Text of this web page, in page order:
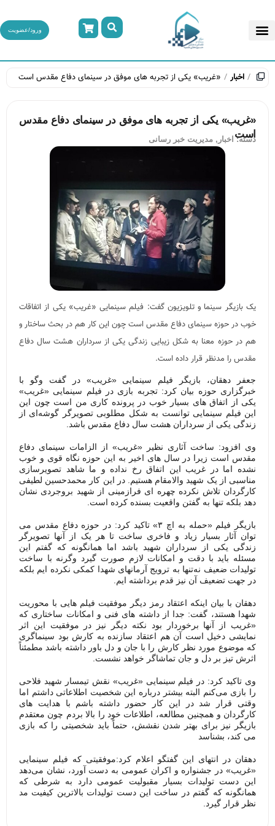
ورود/عضویت
اخبار «غریب» یکی از تجربه های موفق در سینمای دفاع مقدس است
«غریب» یکی از تجربه های موفق در سینمای دفاع مقدس
است
دسته: اخبار , مدیریت خبر رسانی
یک بازیگر سینما و تلویزیون گفت: فیلم سینمایی «غریب» یکی از اتفاقات
خوب در حوزه سینمای دفاع مقدس است چون این کار هم در بحث ساختار و
هم در حوزه معنا به شکل زیبایی زندگی یکی از سرداران هشت سال دفاع
مقدس را مدنظر قرار داده است.
جعفر دهقان، بازیگر فیلم سینمایی «غریب» در گفت وگو با
خبرگزاری حوزه بیان کرد: تجربه بازی در فیلم سینمایی «غریب»
یکی از اتفاق های بسیار خوب در پرونده کاری من است چون این
این فیلم سینمایی توانست به شکل مطلوبی تصویرگر گوشه‌ای از
زندگی یکی از سرداران هشت سال دفاع مقدس باشد.
وی افزود: ساخت آثاری نظیر «غریب» از الزامات سینمای دفاع
مقدس است زیرا در سال های اخیر به این حوزه نگاه قوی و خوب
نشده اما در غریب این اتفاق رخ نداده و ما شاهد تصویرسازی
مناسبی از یک شهید والامقام هستیم. در این کار محمدحسین لطیفی
کارگردان تلاش نکرده چهره ای فرازمینی از شهید بروجردی نشان
دهد بلکه تنها به گفتن واقعیت بسنده کرده است.
بازیگر فیلم «حمله به اچ ۳» تاکید کرد: در حوزه دفاع مقدس می
توان آثار بسیار زیاد و فاخری ساخت تا هر یک از آنها تصویرگر
زندگی یکی از سرداران شهید باشد اما همانگونه که گفتم این
مسئله باید با دقت و امکانات لازم صورت گیرد وگرنه با ساخت
تولیدات ضعیف نه‌تنها به ترویج آرمانهای شهدا کمکی نکرده ایم بلکه
در جهت تضعیف آن نیز قدم برداشته ایم.
دهقان با بیان اینکه اعتقاد رمز دیگر موفقیت فیلم هایی با محوریت
شهدا هستند، گفت: جدا از داشته های فنی و امکانات ساختاری که
«غریب از آنها برخوردار بود نکته دیگر نیز در موفقیت این اثر
نمایشی دخیل است آن هم اعتقاد سازنده به کارش بود سینماگری
که موضوع مورد نظر کارش را با جان و دل باور داشته باشد مطمئناً
اثرش تیز بر دل و جان تماشاگر خواهد نشست.
وی تاکید کرد: در فیلم سینمایی «غریب» نقش تیمسار شهید فلاحی
را بازی می‌کنم البته بیشتر درباره این شخصیت اطلاعاتی داشتم اما
وقتی قرار شد در این کار حضور داشته باشم با هدایت های
کارگردان و همچنین مطالعه، اطلاعات خود را بالا بردم چون معتقدم
بازیگر نیز برای بهتر شدن نقشش، حتماً باید شخصیتی را که بازی
می کند، بشناسد
دهقان در انتهای این گفتگو اعلام کرد:موفقیتی که فیلم سینمایی
«غریب» در جشنواره و اکران عمومی به دست آورد، نشان می‌دهد
این دست تولیدات بسیار مقبولیت عمومی دارد به شرطی که
همانگونه که گفتم در ساخت این دست تولیدات بالاترین کیفیت مد
نظر قرار گیرد.